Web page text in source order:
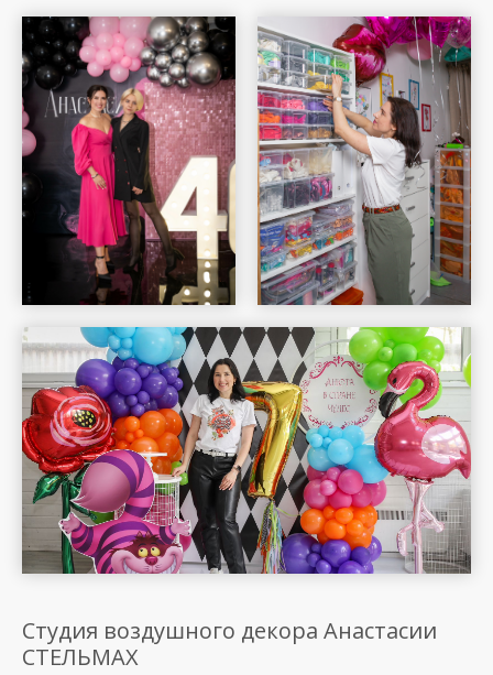
Шар Удачи на карте Москвы — Яндекс Карты
Студия воздушного декора Анастасии
СТЕЛЬМАХ